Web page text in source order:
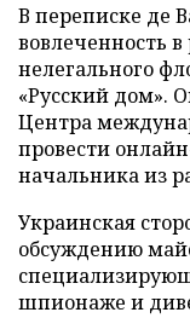
В переписке де
вовлеченность в
нелегального
«Русский дом».
Центра
провести
начальника из
Украинская
обсуждению
шпионаже и